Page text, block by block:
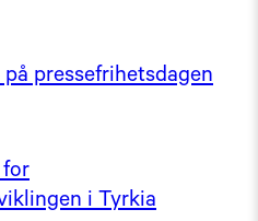
pressefrihetsdagen
i Tyrkia